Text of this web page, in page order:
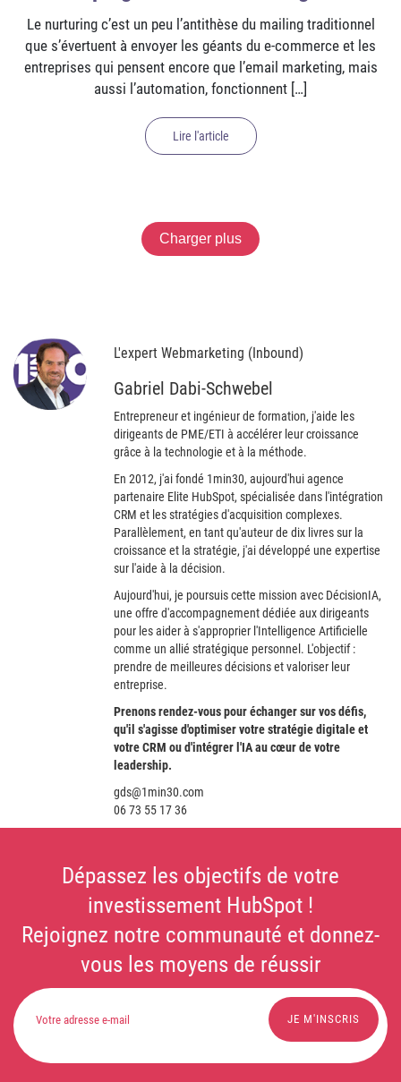
Le nurturing c’est un peu l’antithèse du mailing traditionnel
que s’évertuent à envoyer les géants du e-commerce et les
entreprises qui pensent encore que l’email marketing, mais
aussi l’automation, fonctionnent […]
Lire l'article
Charger plus
L'expert Webmarketing (Inbound)
Gabriel Dabi-Schwebel
Entrepreneur et ingénieur de formation, j'aide les
dirigeants de PME/ETI à accélérer leur croissance
grâce à la technologie et à la méthode.
En 2012, j'ai fondé 1min30, aujourd'hui agence
partenaire Elite HubSpot, spécialisée dans l'intégration
CRM et les stratégies d'acquisition complexes.
Parallèlement, en tant qu'auteur de dix livres sur la
croissance et la stratégie, j'ai développé une expertise
sur l'aide à la décision.
Aujourd'hui, je poursuis cette mission avec DécisionIA,
une offre d'accompagnement dédiée aux dirigeants
pour les aider à s'approprier l'Intelligence Artificielle
comme un allié stratégique personnel. L'objectif :
prendre de meilleures décisions et valoriser leur
entreprise.
Prenons rendez-vous pour échanger sur vos défis,
qu'il s'agisse d'optimiser votre stratégie digitale et
votre CRM ou d'intégrer l'IA au cœur de votre
leadership.
gds@1min30.com
06 73 55 17 36
Dépassez les objectifs de votre
investissement HubSpot !
Rejoignez notre communauté et donnez-
vous les moyens de réussir